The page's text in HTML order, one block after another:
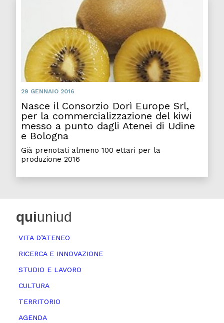
29 GENNAIO 2016
Nasce il Consorzio Dorì Europe Srl,
per la commercializzazione del kiwi
messo a punto dagli Atenei di Udine
e Bologna
Già prenotati almeno 100 ettari per la
produzione 2016
quiuniud
VITA D’ATENEO
RICERCA E INNOVAZIONE
STUDIO E LAVORO
CULTURA
TERRITORIO
AGENDA